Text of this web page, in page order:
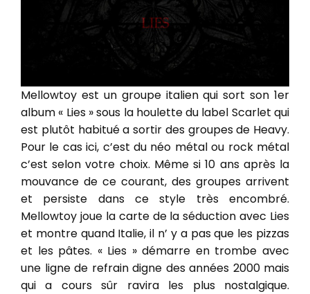
Mellowtoy est un groupe italien qui sort son 1er
album « Lies » sous la houlette du label Scarlet qui
est plutôt habitué a sortir des groupes de Heavy.
Pour le cas ici, c’est du néo métal ou rock métal
c’est selon votre choix. Même si 10 ans après la
mouvance de ce courant, des groupes arrivent
et persiste dans ce style très encombré.
Mellowtoy joue la carte de la séduction avec Lies
et montre quand Italie, il n’ y a pas que les pizzas
et les pâtes. « Lies » démarre en trombe avec
une ligne de refrain digne des années 2000 mais
qui a cours sûr ravira les plus nostalgique.